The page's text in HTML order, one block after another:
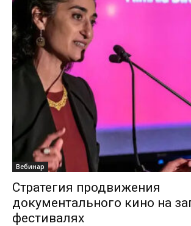
Вебинар
Стратегия продвижения
документального кино на
фестивалях